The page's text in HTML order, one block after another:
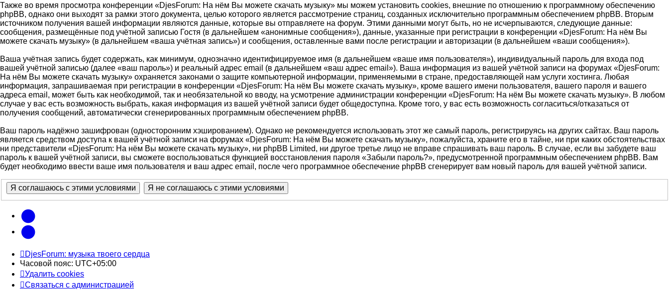
Также во время просмотра конференции «DjesForum: На нём Вы можете скачать музыку» мы можем установить cookies, внешние по отношению к программному обеспечению
phpBB, однако они выходят за рамки этого документа, целью которого является рассмотрение страниц, созданных исключительно программным обеспечением phpBB. Вторым
источником получения вашей информации являются данные, которые вы отправляете на форум. Этими данными могут быть, но не исчерпываются, следующие данные:
сообщения, размещённые под учётной записью Гостя (в дальнейшем «анонимные сообщения»), данные, указанные при регистрации в конференции «DjesForum: На нём Вы
можете скачать музыку» (в дальнейшем «ваша учётная запись») и сообщения, оставленные вами после регистрации и авторизации (в дальнейшем «ваши сообщения»).
Ваша учётная запись будет содержать, как минимум, однозначно идентифицируемое имя (в дальнейшем «ваше имя пользователя»), индивидуальный пароль для входа под
вашей учётной записью (далее «ваш пароль») и реальный адрес email (в дальнейшем «ваш адрес email»). Ваша информация из вашей учётной записи на форумах «DjesForum:
На нём Вы можете скачать музыку» охраняется законами о защите компьютерной информации, применяемыми в стране, предоставляющей нам услуги хостинга. Любая
информация, запрашиваемая при регистрации в конференции «DjesForum: На нём Вы можете скачать музыку», кроме вашего имени пользователя, вашего пароля и вашего
адреса email, может быть как необходимой, так и необязательной ко вводу, на усмотрение администрации конференции «DjesForum: На нём Вы можете скачать музыку». В любом
случае у вас есть возможность выбрать, какая информация из вашей учётной записи будет общедоступна. Кроме того, у вас есть возможность согласиться/отказаться от
получения сообщений, автоматически сгенерированных программным обеспечением phpBB.
Ваш пароль надёжно зашифрован (односторонним хэшированием). Однако не рекомендуется использовать этот же самый пароль, регистрируясь на других сайтах. Ваш пароль
является средством доступа к вашей учётной записи на форумах «DjesForum: На нём Вы можете скачать музыку», пожалуйста, храните его в тайне, ни при каких обстоятельствах
ни представители «DjesForum: На нём Вы можете скачать музыку», ни phpBB Limited, ни другое третье лицо не вправе спрашивать ваш пароль. В случае, если вы забудете ваш
пароль к вашей учётной записи, вы сможете воспользоваться функцией восстановления пароля «Забыли пароль?», предусмотренной программным обеспечением phpBB. Вам
будет необходимо ввести ваше имя пользователя и ваш адрес email, после чего программное обеспечение phpBB сгенерирует вам новый пароль для вашей учётной записи.
vk
Telegram
DjesForum: музыка твоего сердца
Часовой пояс: UTC+05:00
Удалить cookies
Связаться с администрацией